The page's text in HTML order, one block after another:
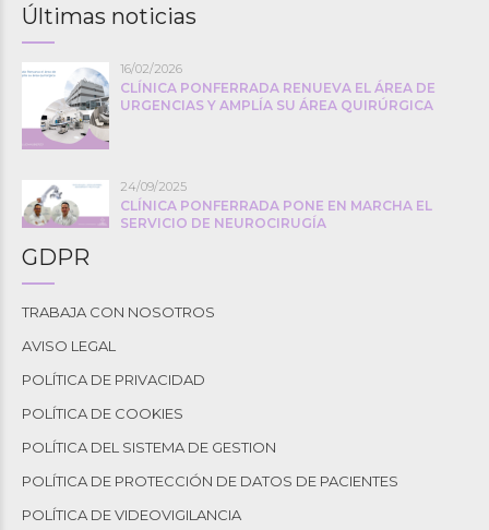
Últimas noticias
16/02/2026
CLÍNICA PONFERRADA RENUEVA EL ÁREA DE
URGENCIAS Y AMPLÍA SU ÁREA QUIRÚRGICA
24/09/2025
CLÍNICA PONFERRADA PONE EN MARCHA EL
SERVICIO DE NEUROCIRUGÍA
GDPR
TRABAJA CON NOSOTROS
AVISO LEGAL
POLÍTICA DE PRIVACIDAD
POLÍTICA DE COOKIES
POLÍTICA DEL SISTEMA DE GESTION
POLÍTICA DE PROTECCIÓN DE DATOS DE PACIENTES
POLÍTICA DE VIDEOVIGILANCIA